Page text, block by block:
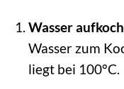
Wasser
Wasser zum
liegt bei 100°C.